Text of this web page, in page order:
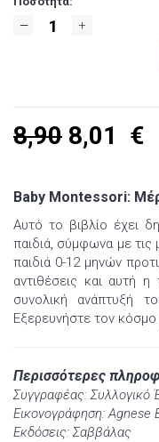
8,90 8,01 €
Baby Montessori:
Αυτό το βιβλίο έχει
παιδιά, σύμφωνα με
παιδιά 0-12 μηνών
αντιθέσεις και αυτή η
συνολική ανάπτυξή
Εξερευνήστε τον
Περισσότερες
Συγγραφέας: Συλλογικό
Εικονογράφηση: Agnese
Εκδόσεις: Σαββάλας